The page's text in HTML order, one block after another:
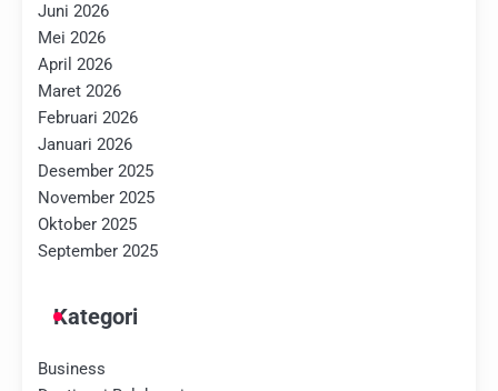
Juni 2026
Mei 2026
April 2026
Maret 2026
Februari 2026
Januari 2026
Desember 2025
November 2025
Oktober 2025
September 2025
Kategori
Business